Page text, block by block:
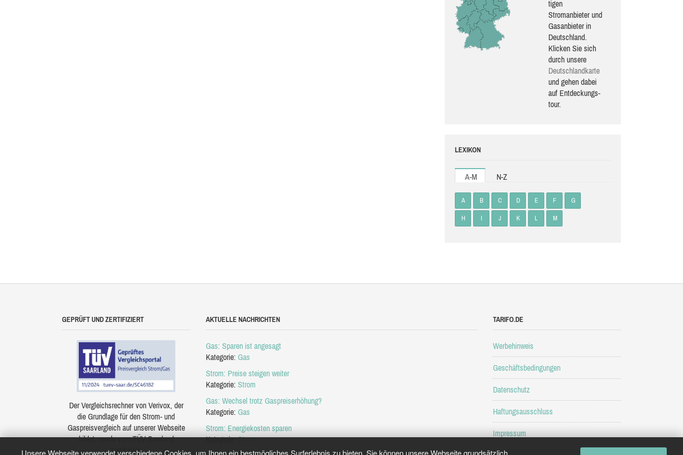
Unsere Webseite verwendet verschiedene Cookies, um Ihnen ein bestmögliches Surferlebnis zu bieten. Sie können unsere Webseite grundsätzlich
ti­gen
Stromanbieter und
Gasanbieter in
Deutschland.
Klicken Sie sich
durch unsere
Deutsch­land­karte
und gehen dabei
auf Ent­de­ckungs­
tour.
LEXIKON
A-M N-Z
A B C D E F G
H I J K L M
GEPRÜFT UND ZERTIFIZIERT
Der Vergleichsrechner von Verivox, der
die Grundlage für den Strom- und
Gaspreisvergleich auf unserer Webseite
bildet, wurde vom TÜV Saarland
zertifiziert.
AKTUELLE NACHRICHTEN
Gas: Sparen ist angesagt
Kategorie: Gas
Strom: Preise steigen weiter
Kategorie: Strom
Gas: Wechsel trotz Gaspreiserhöhung?
Kategorie: Gas
Strom: Energiekosten sparen
Kategorie:Strom
TARIFO.DE
Werbehinweis
Geschäftsbedingungen
Datenschutz
Haftungsausschluss
Impressum